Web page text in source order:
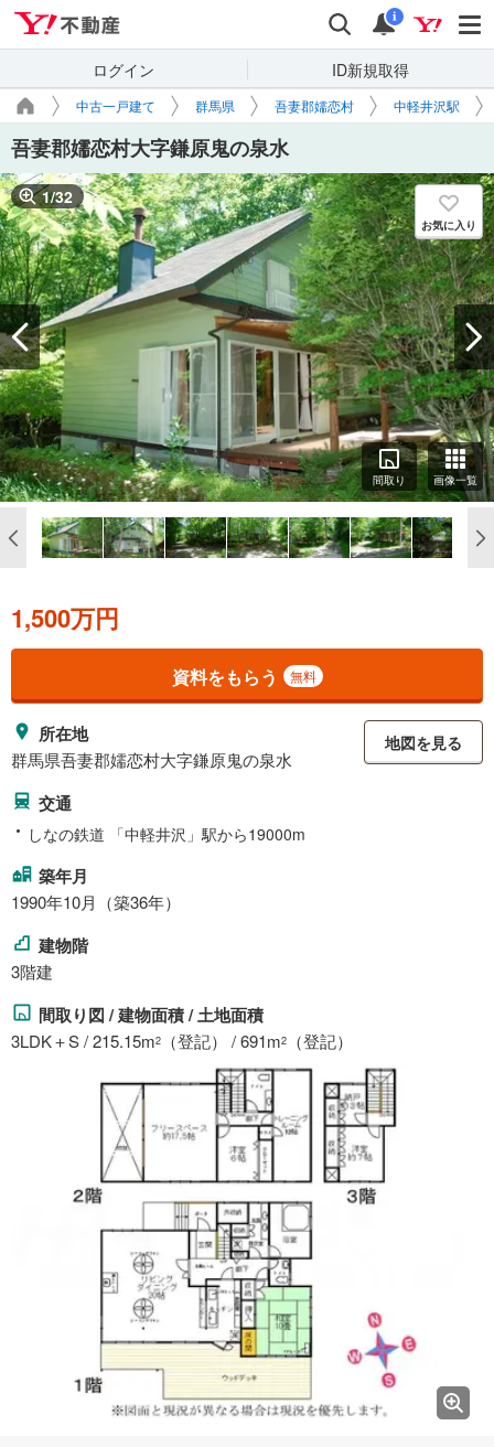
検索 通知
i
ログイン ID新規取得
中古一戸建て 群馬県 吾妻郡嬬恋村 中軽井沢駅
吾妻郡嬬恋村大字鎌原鬼の泉水
1/32
お気に入り
間取り 画像一覧
1,500万円
資料をもらう 無料
所在地
群馬県吾妻郡嬬恋村大字鎌原鬼の泉水
地図を見る
交通
しなの鉄道 「中軽井沢」駅から19000m
築年月
1990年10月（築36年）
建物階
3階建
間取り図 / 建物面積 / 土地面積
3LDK＋S / 215.15m2 （登記） / 691m2 （登記）